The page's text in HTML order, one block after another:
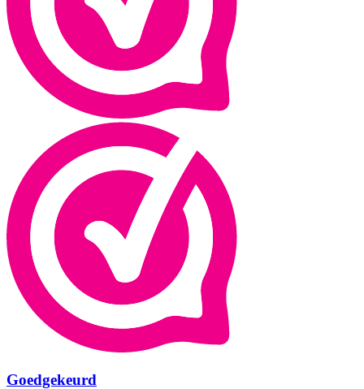
Goedgekeurd